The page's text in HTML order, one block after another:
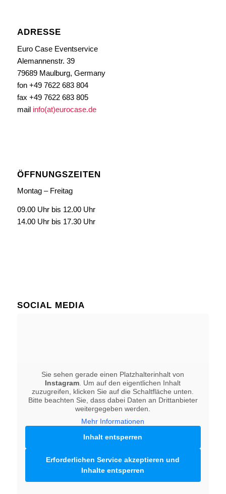
ADRESSE
Euro Case Eventservice
Alemannenstr. 39
79689 Maulburg, Germany
fon +49 7622 683 804
fax +49 7622 683 805
mail info(at)eurocase.de
ÖFFNUNGSZEITEN
Montag – Freitag
09.00 Uhr bis 12.00 Uhr
14.00 Uhr bis 17.30 Uhr
SOCIAL MEDIA
Sie sehen gerade einen Platzhalterinhalt von
Instagram . Um auf den eigentlichen Inhalt
zuzugreifen, klicken Sie auf die Schaltfläche unten.
Bitte beachten Sie, dass dabei Daten an Drittanbieter
weitergegeben werden.
Mehr Informationen
Inhalt entsperren
Erforderlichen Service akzeptieren und
Inhalte entsperren